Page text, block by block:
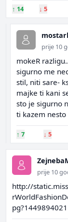
↑ 14 ↓ 5
prije 10
mokeR
sigurno me
stil, niti sare-
majke ti kani
sto je sigurno
ti kazem
↑ 7 ↓ 5
prije 10
http://
pg?1449894021